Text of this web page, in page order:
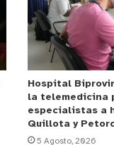
Hospital
la telemedicina
especialistas a
Quillota y
5 Agosto, 2026